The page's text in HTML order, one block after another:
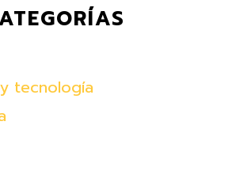
tecnología